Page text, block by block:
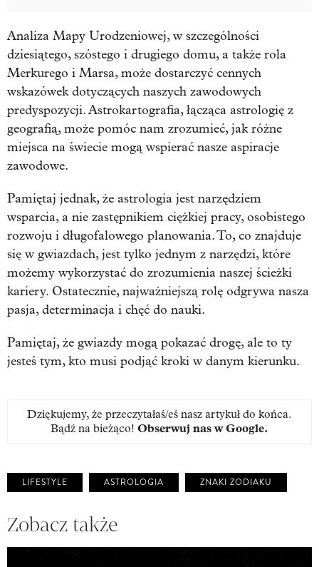
Analiza Mapy Urodzeniowej, w szczególności
dziesiątego, szóstego i drugiego domu, a także rola
Merkurego i Marsa, może dostarczyć cennych
wskazówek dotyczących naszych zawodowych
predyspozycji. Astrokartografia, łącząca astrologię z
geografią, może pomóc nam zrozumieć, jak różne
miejsca na świecie mogą wspierać nasze aspiracje
zawodowe.
Pamiętaj jednak, że astrologia jest narzędziem
wsparcia, a nie zastępnikiem ciężkiej pracy, osobistego
rozwoju i długofalowego planowania. To, co znajduje
się w gwiazdach, jest tylko jednym z narzędzi, które
możemy wykorzystać do zrozumienia naszej ścieżki
kariery. Ostatecznie, najważniejszą rolę odgrywa nasza
pasja, determinacja i chęć do nauki.
Pamiętaj, że gwiazdy mogą pokazać drogę, ale to ty
jesteś tym, kto musi podjąć kroki w danym kierunku.
Dziękujemy, że przeczytałaś/eś nasz artykuł do końca.
Bądź na bieżąco! Obserwuj nas w Google.
LIFESTYLE ASTROLOGIA ZNAKI ZODIAKU
Zobacz także